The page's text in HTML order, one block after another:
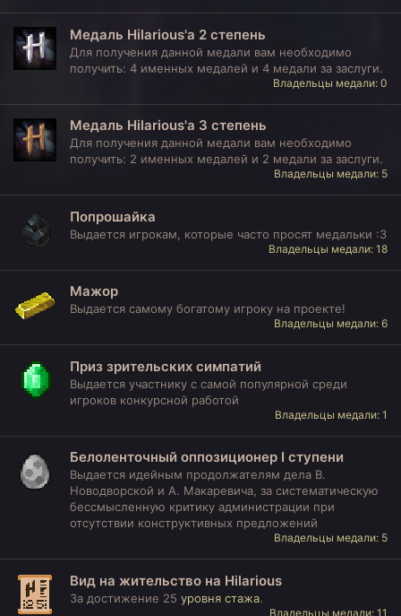
Медаль Hilarious'a 2 степень
Для получения данной медали вам необходимо
получить: 4 именных медалей и 4 медали за заслуги.
Владельцы медали: 0
Медаль Hilarious'a 3 степень
Для получения данной медали вам необходимо
получить: 2 именных медалей и 2 медали за заслуги.
Владельцы медали: 5
Попрошайка
Выдается игрокам, которые часто просят медальки :3
Владельцы медали: 18
Мажор
Выдается самому богатому игроку на проекте!
Владельцы медали: 6
Приз зрительских симпатий
Выдается участнику с самой популярной среди
игроков конкурсной работой
Владельцы медали: 1
Белоленточный оппозиционер I ступени
Выдается идейным продолжателям дела В.
Новодворской и А. Макаревича, за систематическую
бессмысленную критику администрации при
отсутствии конструктивных предложений
Владельцы медали: 5
Вид на жительство на Hilarious
За достижение 25 уровня стажа.
Владельцы медали: 11